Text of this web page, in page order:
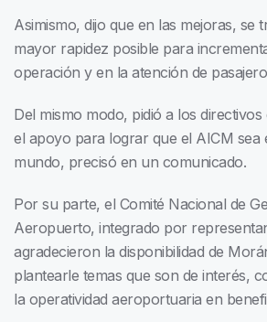
Asimismo, dijo que en las mejoras, se
mayor rapidez posible para
operación y en la atención de
Del mismo modo, pidió a los directivos
el apoyo para lograr que el AICM sea
mundo, precisó en un comunicado.
Por su parte, el Comité Nacional de
Aeropuerto, integrado por
agradecieron la disponibilidad de
plantearle temas que son de interés,
la operatividad aeroportuaria en